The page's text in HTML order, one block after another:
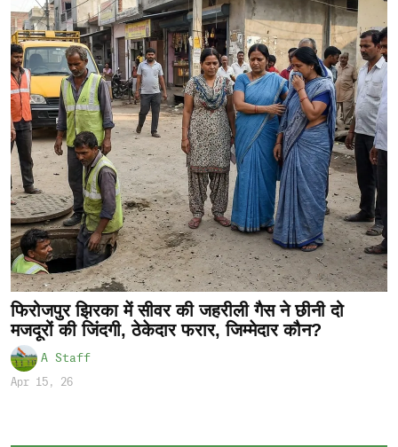
फिरोजपुर झिरका में सीवर की जहरीली गैस ने छीनी दो
मजदूरों की जिंदगी, ठेकेदार फरार, जिम्मेदार कौन?
A Staff
Apr 15, 26